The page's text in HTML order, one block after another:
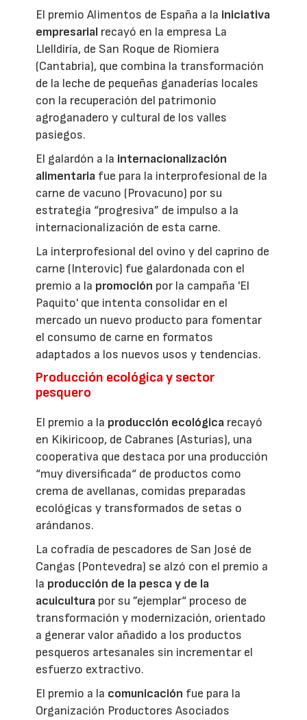
El premio Alimentos de España a la iniciativa
empresarial recayó en la empresa La
Llelldiría, de San Roque de Riomiera
(Cantabria), que combina la transformación
de la leche de pequeñas ganaderías locales
con la recuperación del patrimonio
agroganadero y cultural de los valles
pasiegos.
El galardón a la internacionalización
alimentaria fue para la interprofesional de la
carne de vacuno (Provacuno) por su
estrategia “progresiva” de impulso a la
internacionalización de esta carne.
La interprofesional del ovino y del caprino de
carne (Interovic) fue galardonada con el
premio a la promoción por la campaña 'El
Paquito' que intenta consolidar en el
mercado un nuevo producto para fomentar
el consumo de carne en formatos
adaptados a los nuevos usos y tendencias.
Producción ecológica y sector
pesquero
El premio a la producción ecológica recayó
en Kikiricoop, de Cabranes (Asturias), una
cooperativa que destaca por una producción
“muy diversificada“ de productos como
crema de avellanas, comidas preparadas
ecológicas y transformados de setas o
arándanos.
La cofradía de pescadores de San José de
Cangas (Pontevedra) se alzó con el premio a
la producción de la pesca y de la
acuicultura por su ”ejemplar“ proceso de
transformación y modernización, orientado
a generar valor añadido a los productos
pesqueros artesanales sin incrementar el
esfuerzo extractivo.
El premio a la comunicación fue para la
Organización Productores Asociados